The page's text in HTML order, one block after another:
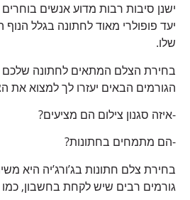
ישנן סיבות רבות מדוע אנשים בוחרים
יעד פופולרי מאוד לחתונה בגלל הנוף
שלו.
בחירת הצלם המתאים לחתונה שלכם
הגורמים הבאים יעזרו לך למצוא את
-איזה סגנון צילום הם מציעים?
-הם מתמחים בחתונות?
בחירת צלם חתונות בג’ורג’יה היא
גורמים רבים שיש לקחת בחשבון, כמו